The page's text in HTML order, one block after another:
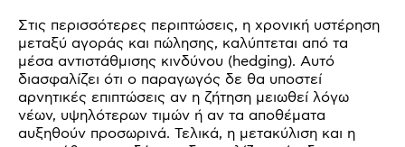
Στις περισσότερες περιπτώσεις, η χρονική υστέρηση
μεταξύ αγοράς και πώλησης, καλύπτεται από τα
μέσα αντιστάθμισης κινδύνου (hedging). Αυτό
διασφαλίζει ότι ο παραγωγός δε θα υποστεί
αρνητικές επιπτώσεις αν η ζήτηση μειωθεί λόγω
νέων, υψηλότερων τιμών ή αν τα αποθέματα
αυξηθούν προσωρινά. Τελικά, η μετακύλιση και η